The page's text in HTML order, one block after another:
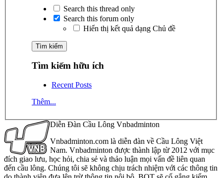
Search this thread only
Search this forum only
Hiển thị kết quả dạng Chủ đề
Tìm kiếm hữu ích
Recent Posts
Thêm...
Diễn Đàn Cầu Lông Vnbadminton
Vnbadminton.com là diễn đàn về Cầu Lông Việt
Nam. Vnbadminton được thành lập từ 2012 với mục
đích giao lưu, học hỏi, chia sẻ và thảo luận mọi vấn đề liên quan
đến cầu lông. Chúng tôi sẽ không chịu trách nhiệm với các thông tin